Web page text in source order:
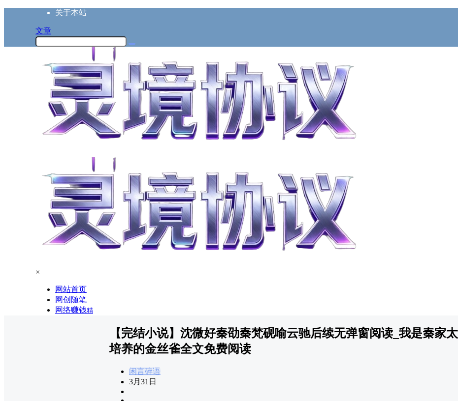
关于本站
文章
×
网站首页
网创随笔
网络赚钱精
【完结小说】沈微好秦劭秦梵砚喻云驰后续无弹窗阅读_我是秦家
培养的金丝雀全文免费阅读
闲言碎语
3月31日